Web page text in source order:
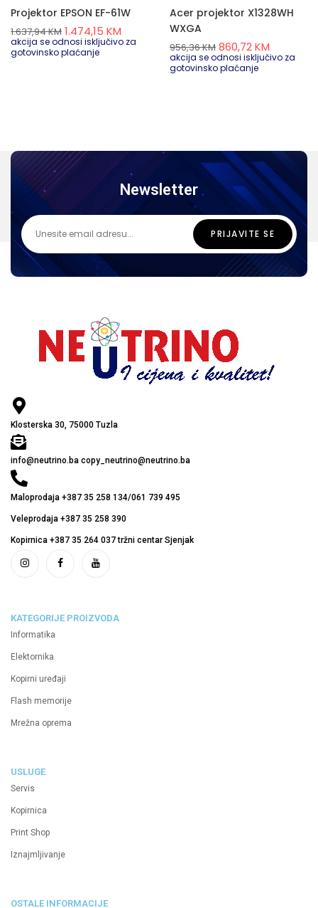
Projektor EPSON EF-61W
1.637,94KM 1.474,15 KM
akcija se odnosi isključivo za
gotovinsko plaćanje
Acer projektor X1328WH
WXGA
956,36KM 860,72KM
akcija se odnosi isključivo za
gotovinsko plaćanje
Newsletter
Klosterska 30, 75000 Tuzla
info@neutrino.ba copy_neutrino@neutrino.ba
Maloprodaja +387 35 258 134/061 739 495
Veleprodaja +387 35 258 390
Kopirnica +387 35 264 037 tržni centar Sjenjak
KATEGORIJE PROIZVODA
Informatika
Elektornika
Kopirni uređaji
Flash memorije
Mrežna oprema
USLUGE
Servis
Kopirnica
Print Shop
Iznajmljivanje
OSTALE INFORMACIJE